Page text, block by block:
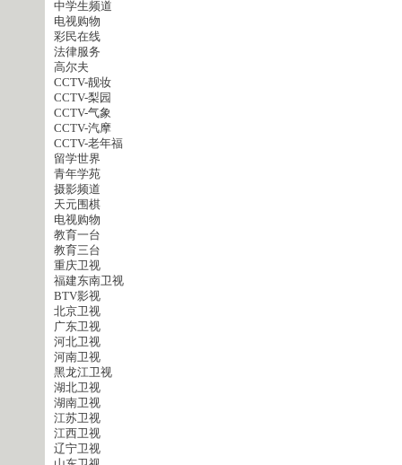
中学生频道
电视购物
彩民在线
法律服务
高尔夫
CCTV-靓妆
CCTV-梨园
CCTV-气象
CCTV-汽摩
CCTV-老年福
留学世界
青年学苑
摄影频道
天元围棋
电视购物
教育一台
教育三台
重庆卫视
福建东南卫视
BTV影视
北京卫视
广东卫视
河北卫视
河南卫视
黑龙江卫视
湖北卫视
湖南卫视
江苏卫视
江西卫视
辽宁卫视